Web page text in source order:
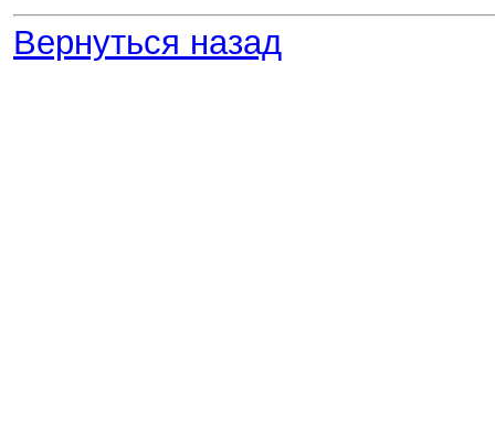
Вернуться назад